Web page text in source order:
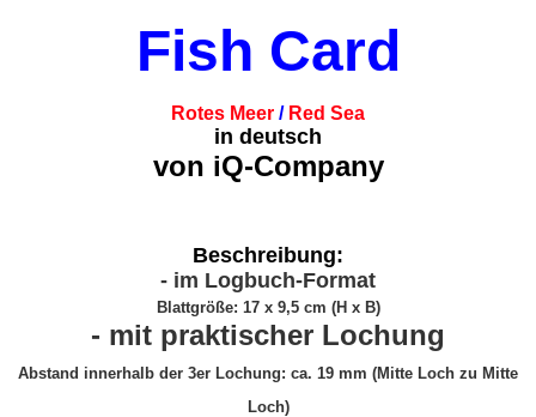
Fish Card
Rotes Meer / Red Sea
in deutsch
von iQ-Company
Beschreibung:
- im Logbuch-Format
Blattgröße: 17 x 9,5 cm (H x B)
- mit praktischer Lochung
Abstand innerhalb der 3er Lochung: ca. 19 mm (Mitte Loch zu Mitte
Loch)